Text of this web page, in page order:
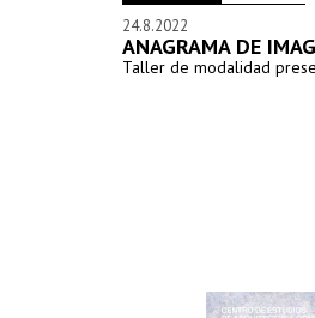
24.8.2022
ANAGRAMA DE
Taller de modalidad